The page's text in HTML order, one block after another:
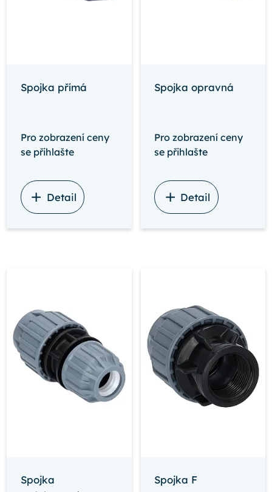
Spojka přímá
Pro zobrazení ceny
se přihlašte
Detail
Spojka opravná
Pro zobrazení ceny
se přihlašte
Detail
Spojka
Spojka F